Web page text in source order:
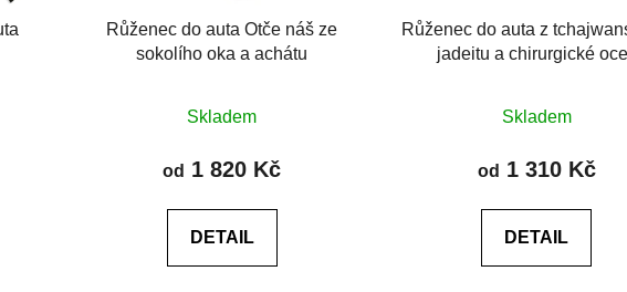
Růženec do auta Otče náš ze
sokolího oka a achátu
hodnocení
produktu
z
Skladem
od 1 820 Kč
DETAIL
Růženec do auta z
jadeitu a chirurgické
hodnocení
produktu
z
Skladem
od 1 310 Kč
DETAIL